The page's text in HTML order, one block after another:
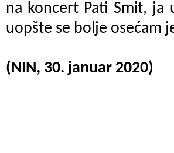
na koncert Pati Smit, ja
uopšte se bolje osećam
(NIN, 30. januar 2020)